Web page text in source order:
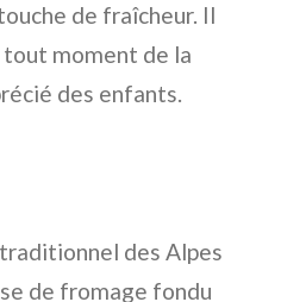
de fraîcheur. Il
moment de la
des enfants.
des Alpes
de fromage fondu